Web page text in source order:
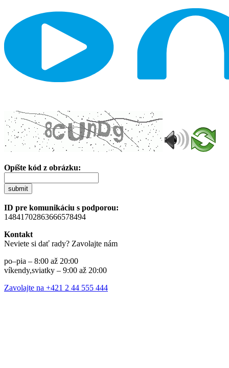
Opíšte kód z obrázku:
submit
ID pre komunikáciu s podporou:
14841702863666578494
Kontakt
Neviete si dať rady? Zavolajte nám
po–pia – 8:00 až 20:00
víkendy,sviatky – 9:00 až 20:00
Zavolajte na +421 2 44 555 444